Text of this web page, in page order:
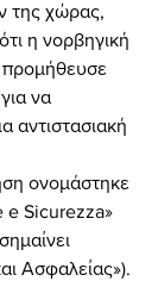
της χώρας,
η νορβηγική
να
αντιστασιακή
ονομάστηκε
e Sicurezza»
Ασφαλείας»).